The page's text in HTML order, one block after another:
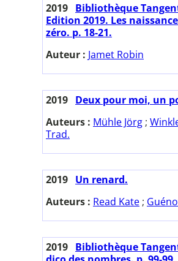
2019 Bibliothèque
Edition 2019. Les
zéro. p. 18-21.
Auteur : Jamet Robin
2019 Deux pour moi, un
Auteurs : Mühle Jörg ;
Trad.
2019 Un renard.
Auteurs : Read Kate ;
2019 Bibliothèque